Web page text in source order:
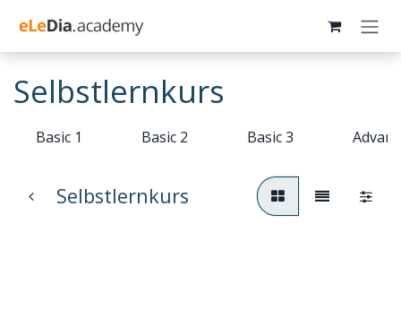
Selbstlernkurs
Basic 1 Basic 2 Basic 3
Selbstlernkurs